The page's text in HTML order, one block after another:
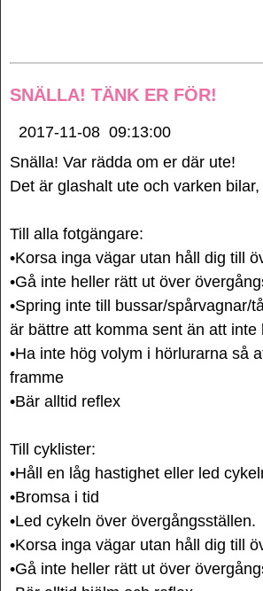
SNÄLLA! TÄNK ER FÖR!
2017-11-08 09:13:00
Snälla! Var rädda om er där ute!
Det är glashalt ute och varken
Till alla fotgängare:
•Korsa inga vägar utan håll dig till
•Gå inte heller rätt ut över
•Spring inte till bussar/spårvagnar/
är bättre att komma sent än att inte
•Ha inte hög volym i hörlurarna så
framme
•Bär alltid reflex
Till cyklister:
•Håll en låg hastighet eller led
•Bromsa i tid
•Led cykeln över övergångsställen.
•Korsa inga vägar utan håll dig till
•Gå inte heller rätt ut över